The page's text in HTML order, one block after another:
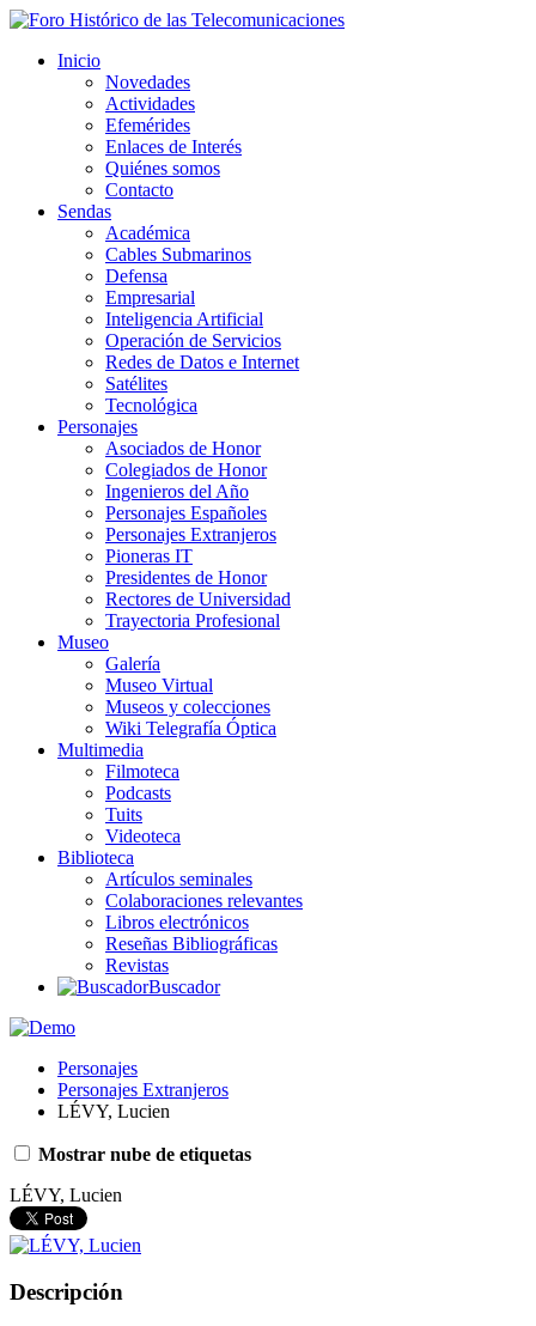
Inicio
Novedades
Actividades
Efemérides
Enlaces de Interés
Quiénes somos
Contacto
Sendas
Académica
Cables Submarinos
Defensa
Empresarial
Inteligencia Artificial
Operación de Servicios
Redes de Datos e Internet
Satélites
Tecnológica
Personajes
Asociados de Honor
Colegiados de Honor
Ingenieros del Año
Personajes Españoles
Personajes Extranjeros
Pioneras IT
Presidentes de Honor
Rectores de Universidad
Trayectoria Profesional
Museo
Galería
Museo Virtual
Museos y colecciones
Wiki Telegrafía Óptica
Multimedia
Filmoteca
Podcasts
Tuits
Videoteca
Biblioteca
Artículos seminales
Colaboraciones relevantes
Libros electrónicos
Reseñas Bibliográficas
Revistas
Buscador
Personajes
Personajes Extranjeros
LÉVY, Lucien
Mostrar nube de etiquetas
LÉVY, Lucien
Descripción